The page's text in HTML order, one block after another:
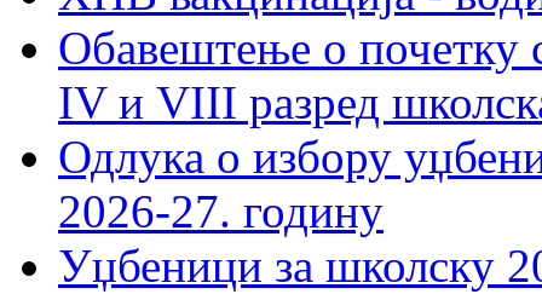
Обавештење о почетку
IV и VIII разред
Одлука о избору
2026-27. годину
Уџбеници за школску